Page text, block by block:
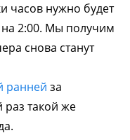
часов нужно будет
на 2:00. Мы получим
снова станут
ранней за
раз такой же